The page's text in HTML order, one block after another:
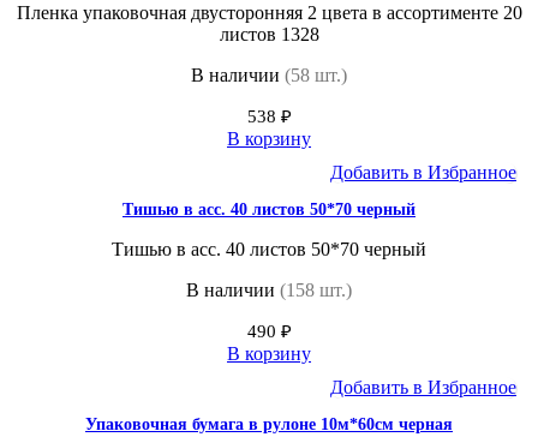
Пленка упаковочная двусторонняя 2 цвета в ассортименте 20
листов 1328
В наличии (58 шт.)
538 ₽
В корзину
Добавить в Избранное
Тишью в асс. 40 листов 50*70 черный
Тишью в асс. 40 листов 50*70 черный
В наличии (158 шт.)
490 ₽
В корзину
Добавить в Избранное
Упаковочная бумага в рулоне 10м*60см черная